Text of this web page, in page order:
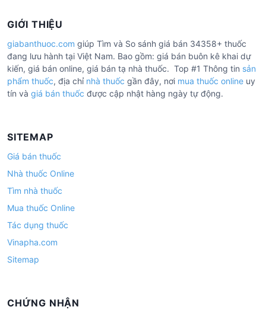
GIỚI THIỆU
giabanthuoc.com giúp Tìm và So sánh giá bán 34358+ thuốc
đang lưu hành tại Việt Nam. Bao gồm: giá bán buôn kê khai dự
kiến, giá bán online, giá bán tạ nhà thuốc. Top #1 Thông tin sản
phẩm thuốc, địa chỉ nhà thuốc gần đây, nơi mua thuốc online uy
tín và giá bán thuốc được cập nhật hàng ngày tự động.
SITEMAP
Giá bán thuốc
Nhà thuốc Online
Tìm nhà thuốc
Mua thuốc Online
Tác dụng thuốc
Vinapha.com
Sitemap
CHỨNG NHẬN